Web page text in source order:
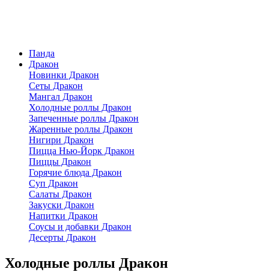
Панда
Дракон
Новинки Дракон
Сеты Дракон
Мангал Дракон
Холодные роллы Дракон
Запеченные роллы Дракон
Жаренные роллы Дракон
Нигири Дракон
Пицца Нью-Йорк Дракон
Пиццы Дракон
Горячие блюда Дракон
Суп Дракон
Салаты Дракон
Закуски Дракон
Напитки Дракон
Соусы и добавки Дракон
Десерты Дракон
Холодные роллы Дракон